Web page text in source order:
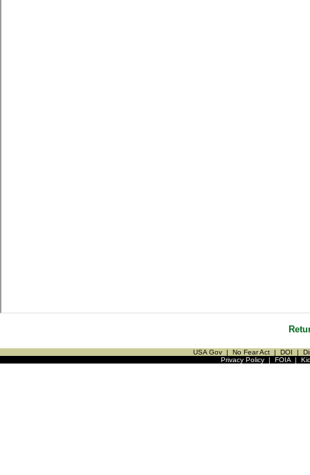
USA Gov | No Fear Act | DOI |
Privacy Policy| FOIA|